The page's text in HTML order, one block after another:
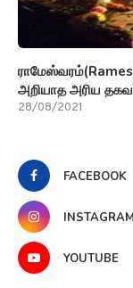
அறியாத அரிய
28/08/2021
FACEBOOK
INSTAGRAM
YOUTUBE